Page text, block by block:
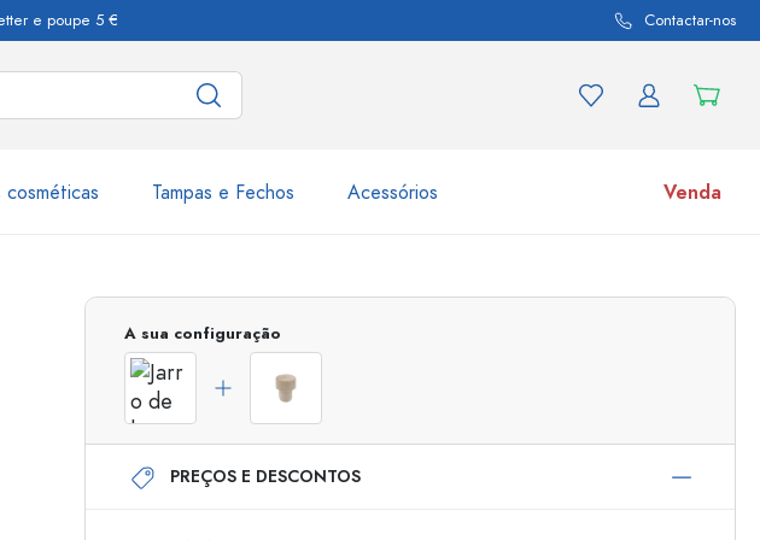
e poupe 5 € Contactar-nos
cosméticas Tampas e Fechos Acessórios Venda
Dispensadores Airless
Frascos com roll-on
Frascos
A sua configuração
PREÇOS E DESCONTOS